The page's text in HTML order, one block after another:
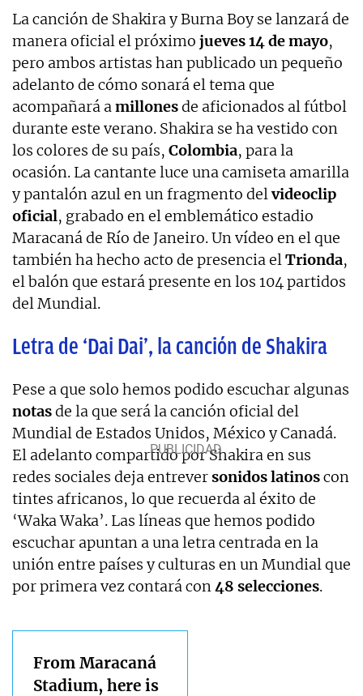
La canción de Shakira y Burna Boy se lanzará de
manera oficial el próximo jueves 14 de mayo,
pero ambos artistas han publicado un pequeño
adelanto de cómo sonará el tema que
acompañará amillonesde aficionados al fútbol
durante este verano. Shakira se ha vestido con
los colores de su país, Colombia, para la
ocasión. La cantante luce una camiseta amarilla
y pantalón azul en un fragmento delvideoclip
oficial, grabado en el emblemático estadio
Maracaná de Río de Janeiro. Un vídeo en el que
también ha hecho acto de presencia elTrionda,
el balón que estará presente en los 104 partidos
del Mundial.
Letra de ‘Dai Dai’, la canción de Shakira
Pese a que solo hemos podido escuchar algunas
notasde la que será la canción oficial del
Mundial de Estados Unidos, México y Canadá.
El adelanto compartido por Shakira en sus
redes sociales deja entreversonidos latinoscon
tintes africanos, lo que recuerda al éxito de
‘Waka Waka’. Las líneas que hemos podido
escuchar apuntan a una letra centrada en la
unión entre países y culturas en un Mundial que
por primera vez contará con48 selecciones.
From Maracaná
Stadium, here is